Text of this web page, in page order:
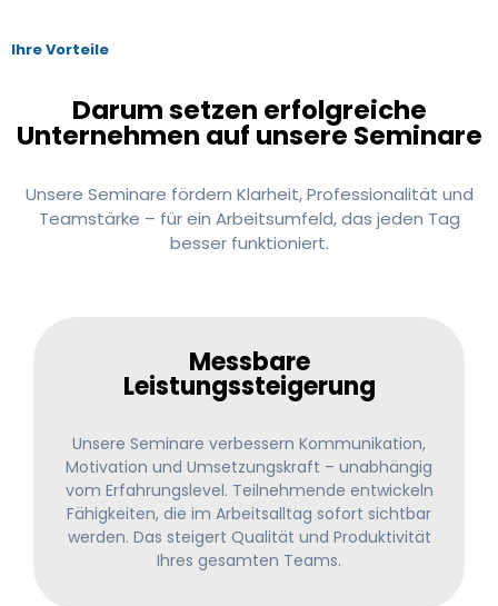
Ihre Vorteile
Darum setzen erfolgreiche
Unternehmen auf unsere Seminare
Unsere Seminare fördern Klarheit, Professionalität und
Teamstärke – für ein Arbeitsumfeld, das jeden Tag
besser funktioniert.
Messbare
Leistungssteigerung
Unsere Seminare verbessern Kommunikation,
Motivation und Umsetzungskraft – unabhängig
vom Erfahrungslevel. Teilnehmende entwickeln
Fähigkeiten, die im Arbeitsalltag sofort sichtbar
werden. Das steigert Qualität und Produktivität
Ihres gesamten Teams.